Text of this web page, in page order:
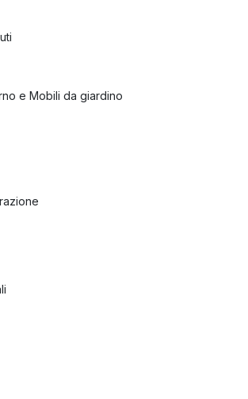
e Mobili da giardino